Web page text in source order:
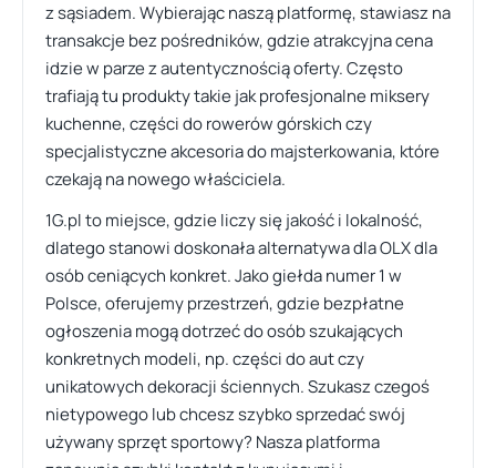
z sąsiadem. Wybierając naszą platformę, stawiasz na
transakcje bez pośredników, gdzie atrakcyjna cena
idzie w parze z autentycznością oferty. Często
trafiają tu produkty takie jak profesjonalne miksery
kuchenne, części do rowerów górskich czy
specjalistyczne akcesoria do majsterkowania, które
czekają na nowego właściciela.
1G.pl to miejsce, gdzie liczy się jakość i lokalność,
dlatego stanowi doskonała alternatywa dla OLX dla
osób ceniących konkret. Jako giełda numer 1 w
Polsce, oferujemy przestrzeń, gdzie bezpłatne
ogłoszenia mogą dotrzeć do osób szukających
konkretnych modeli, np. części do aut czy
unikatowych dekoracji ściennych. Szukasz czegoś
nietypowego lub chcesz szybko sprzedać swój
używany sprzęt sportowy? Nasza platforma